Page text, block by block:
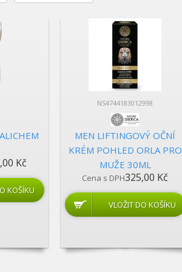
Kč
NS4744183012998
MEN LIFTINGOVÝ OČNÍ
KRÉM POHLED ORLA PRO
MUŽE 30ML
Cena s DPH325,00 Kč